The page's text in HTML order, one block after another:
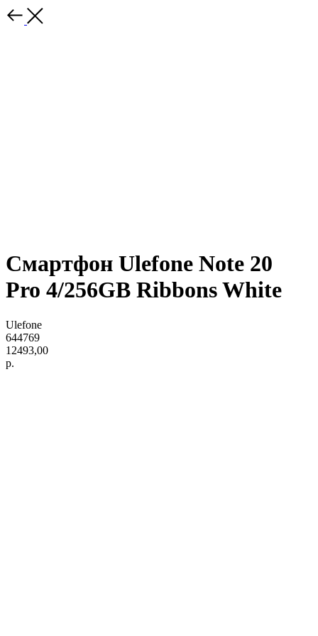
Смартфон Ulefone Note 20
Pro 4/256GB Ribbons White
Ulefone
644769
12493,00
р.